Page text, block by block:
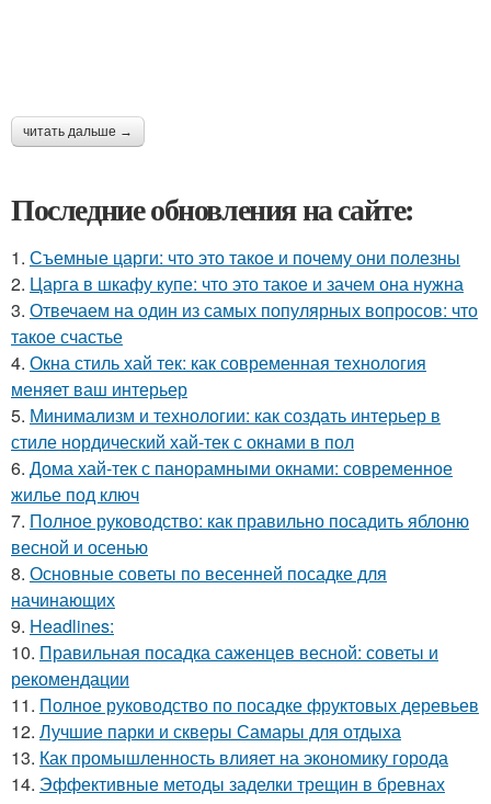
читать дальше →
Последние обновления на сайте:
1. Съемные царги: что это такое и почему они полезны
2. Царга в шкафу купе: что это такое и зачем она нужна
3. Отвечаем на один из самых популярных вопросов: что
такое счастье
4. Окна стиль хай тек: как современная технология
меняет ваш интерьер
5. Минимализм и технологии: как создать интерьер в
стиле нордический хай-тек с окнами в пол
6. Дома хай-тек с панорамными окнами: современное
жилье под ключ
7. Полное руководство: как правильно посадить яблоню
весной и осенью
8. Основные советы по весенней посадке для
начинающих
9. Headlines:
10. Правильная посадка саженцев весной: советы и
рекомендации
11. Полное руководство по посадке фруктовых деревьев
12. Лучшие парки и скверы Самары для отдыха
13. Как промышленность влияет на экономику города
14. Эффективные методы заделки трещин в бревнах